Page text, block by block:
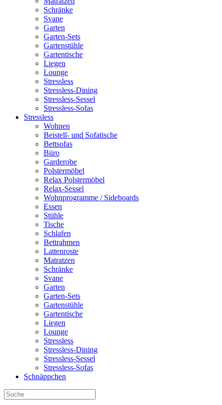
Schränke
Svane
Garten
Garten-Sets
Gartenstühle
Gartentische
Liegen
Lounge
Stressless
Stressless-Dining
Stressless-Sessel
Stressless-Sofas
Stressless
Wohnen
Beistell- und Sofatische
Bettsofas
Büro
Garderobe
Polstermöbel
Relax Polstermöbel
Relax-Sessel
Wohnprogramme / Sideboards
Essen
Stühle
Tische
Schlafen
Bettrahmen
Lattenroste
Matratzen
Schränke
Svane
Garten
Garten-Sets
Gartenstühle
Gartentische
Liegen
Lounge
Stressless
Stressless-Dining
Stressless-Sessel
Stressless-Sofas
Schnäppchen